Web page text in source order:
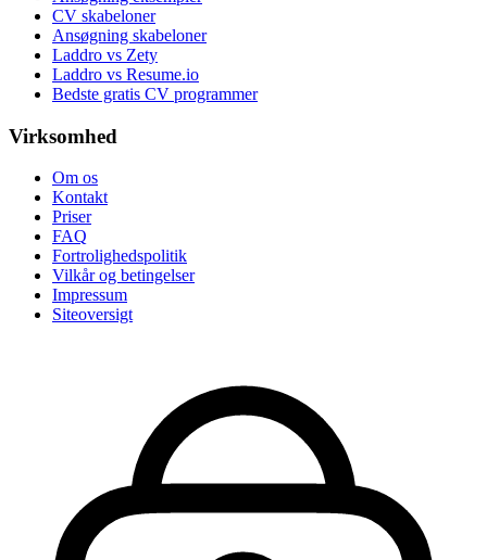
CV skabeloner
Ansøgning skabeloner
Laddro vs Zety
Laddro vs Resume.io
Bedste gratis CV programmer
Virksomhed
Om os
Kontakt
Priser
FAQ
Fortrolighedspolitik
Vilkår og betingelser
Impressum
Siteoversigt